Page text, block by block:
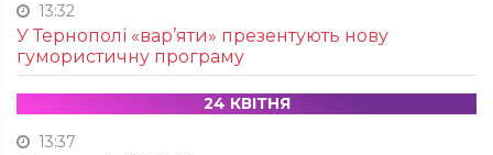
13:32
У Тернополі «вар’яти» презентують нову
гумористичну програму
24 КВІТНЯ
13:37